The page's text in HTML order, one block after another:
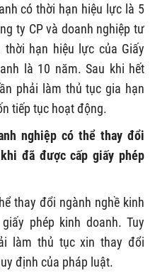
có thời hạn hiệu lực là 5
ty CP và doanh nghiệp tư
hạn hiệu lực của Giấy
là 10 năm. Sau khi hết
phải làm thủ tục gia hạn
tiếp tục hoạt động.
nghiệp có thể thay đổi
đã được cấp giấy phép
thay đổi ngành nghề kinh
phép kinh doanh. Tuy
làm thủ tục xin thay đổi
định của pháp luật.